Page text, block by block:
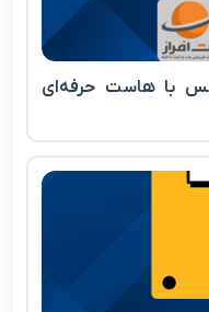
با هاست حرفه‌ای